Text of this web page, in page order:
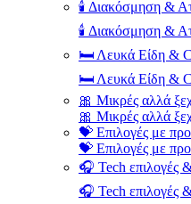
🕯️ Διακόσμηση &
🕯️ Διακόσμηση &
🛏️ Λευκά Είδη &
🛏️ Λευκά Είδη &
🎀 Μικρές αλλά
🎀 Μικρές αλλά
💝 Επιλογές με
💝 Επιλογές με
🎧 Tech επιλογές
🎧 Tech επιλογές